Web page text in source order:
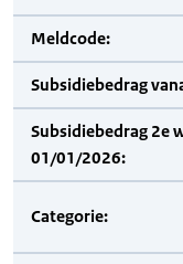
Meldcode:
Subsidiebedrag
Subsidiebedrag 2e
01/01/2026:
Categorie: